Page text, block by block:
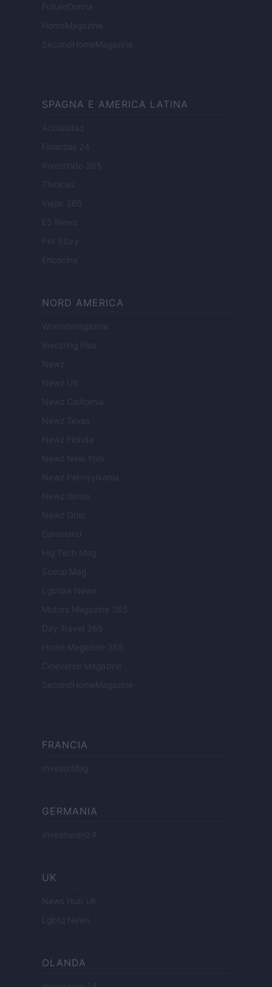
FuturoDonna
HomeMagazine
SecondHomeMagazine
SPAGNA E AMERICA LATINA
Actualidad
Finanzas 24
Investindo 365
Think.es
Viajar 365
ES Newz
Pet Story
Encocina
NORD AMERICA
Womanmagazine
Investing Plus
Newz
Newz US
Newz California
Newz Texas
Newz Florida
Newz New York
Newz Pennsylvania
Newz Illinois
Newz Ohio
Gameland
Hig Tech Mag
Scoop Mag
Lgbtqia News
Motors Magazine 365
Day Travel 365
Home Magazine 365
Cineverse Magazine
SecondHomeMagazine
FRANCIA
InvestirMag
GERMANIA
Investieren24
UK
News Hub UK
Lgbtq News
OLANDA